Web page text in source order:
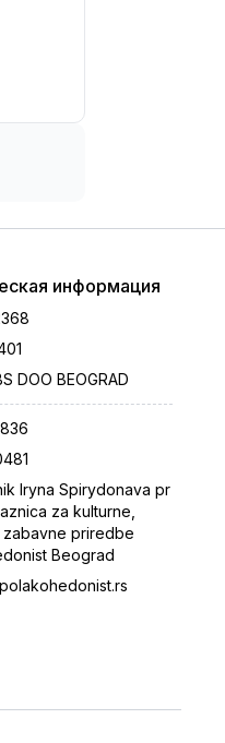
информация
DOO BEOGRAD
Iryna Spirydonava pr
za kulturne,
priredbe
Beograd